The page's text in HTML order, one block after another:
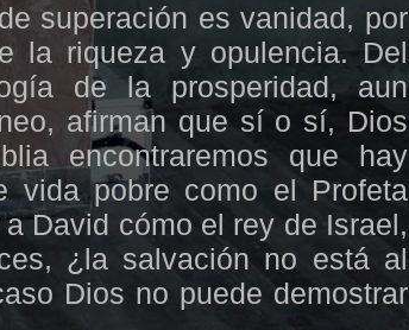
superación es vanidad, por
la riqueza y opulencia. Del
de la prosperidad, aun
afirman que sí o sí, Dios
encontraremos que hay
vida pobre como el Profeta
David cómo el rey de Israel,
¿la salvación no está al
Dios no puede demostrar